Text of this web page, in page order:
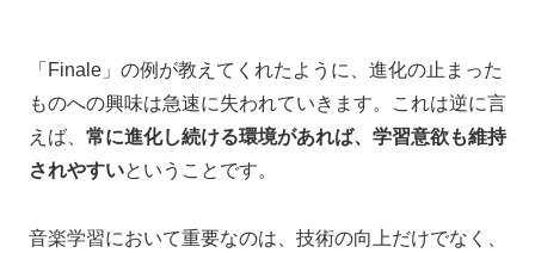
「Finale」の例が教えてくれたように、進化の止まった
ものへの興味は急速に失われていきます。これは逆に言
えば、 常に進化し続ける環境があれば、学習意欲も維持
されやすいということです。
音楽学習において重要なのは、技術の向上だけでなく、